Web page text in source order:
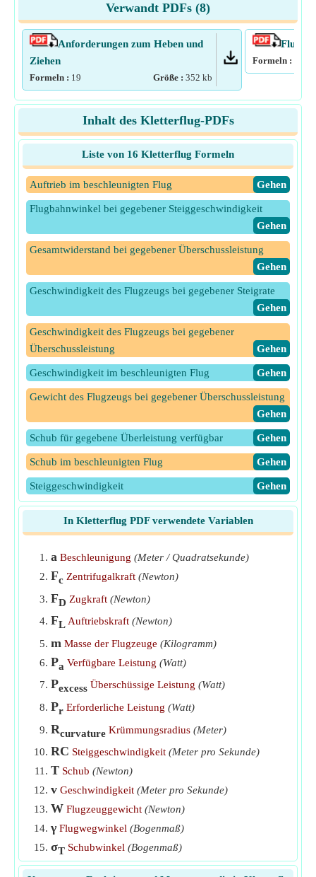
Verwandt PDFs (8)
Anforderungen zum Heben und
Ziehen
Formeln : 19 Größe : 352 kb
Flug
Formeln :
Inhalt des Kletterflug-PDFs
Liste von 16 Kletterflug Formeln
Auftrieb im beschleunigten Flug ​Gehen
Flugbahnwinkel bei gegebener Steiggeschwindigkeit
​Gehen
Gesamtwiderstand bei gegebener Überschussleistung
​Gehen
Geschwindigkeit des Flugzeugs bei gegebener Steigrate
​Gehen
Geschwindigkeit des Flugzeugs bei gegebener
Überschussleistung
​Gehen
Geschwindigkeit im beschleunigten Flug ​Gehen
Gewicht des Flugzeugs bei gegebener Überschussleistung
​Gehen
Schub für gegebene Überleistung verfügbar ​Gehen
Schub im beschleunigten Flug ​Gehen
Steiggeschwindigkeit ​Gehen
Steiggeschwindigkeit für gegebene überschüssige Kraft
Überleistung bei gegebener Steiggeschwindigkeit
Überschüssige Leistung
Zentrifugalkraft im beschleunigten Flug
Ziehen Sie im beschleunigten Flug
In Kletterflug PDF verwendete Variablen
a Beschleunigung (Meter / Quadratsekunde)
Fc Zentrifugalkraft (Newton)
FD Zugkraft (Newton)
FL Auftriebskraft (Newton)
m Masse der Flugzeuge (Kilogramm)
Pa Verfügbare Leistung (Watt)
Pexcess Überschüssige Leistung (Watt)
Pr Erforderliche Leistung (Watt)
Rcurvature Krümmungsradius (Meter)
RC Steiggeschwindigkeit (Meter pro Sekunde)
T Schub (Newton)
v Geschwindigkeit (Meter pro Sekunde)
W Flugzeuggewicht (Newton)
γ Flugwegwinkel (Bogenmaß)
σT Schubwinkel (Bogenmaß)